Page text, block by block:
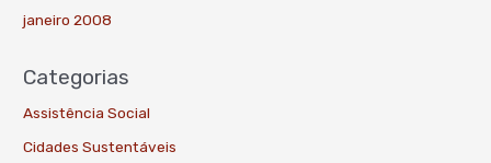
janeiro 2008
Categorias
Assistência Social
Cidades Sustentáveis